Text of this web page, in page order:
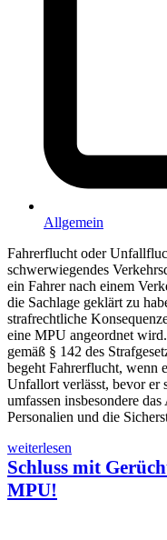
Allgemein
Fahrerflucht oder
schwerwiegendes
ein Fahrer nach einem
die Sachlage geklärt zu
strafrechtliche
eine MPU angeordnet
gemäß § 142 des
begeht Fahrerflucht, wenn
Unfallort verlässt, bevor er
umfassen insbesondere
Personalien und die
weiterlesen
Schluss mit
MPU!